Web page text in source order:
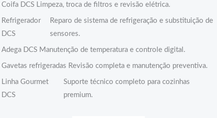
Coifa DCS Limpeza, troca de filtros e revisão elétrica.
Refrigerador
DCS
Reparo de sistema de refrigeração e substituição de
sensores.
Adega DCS Manutenção de temperatura e controle digital.
Gavetas refrigeradas Revisão completa e manutenção preventiva.
Linha Gourmet
DCS
Suporte técnico completo para cozinhas
premium.